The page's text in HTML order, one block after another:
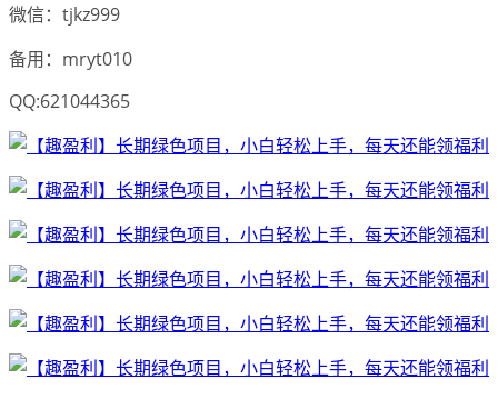
微信：tjkz999
备用：mryt010
QQ:621044365